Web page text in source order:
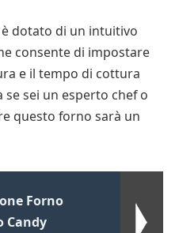
dotato di un intuitivo
consente di impostare
e il tempo di cottura
sei un esperto chef o
questo forno sarà un
Forno
Candy